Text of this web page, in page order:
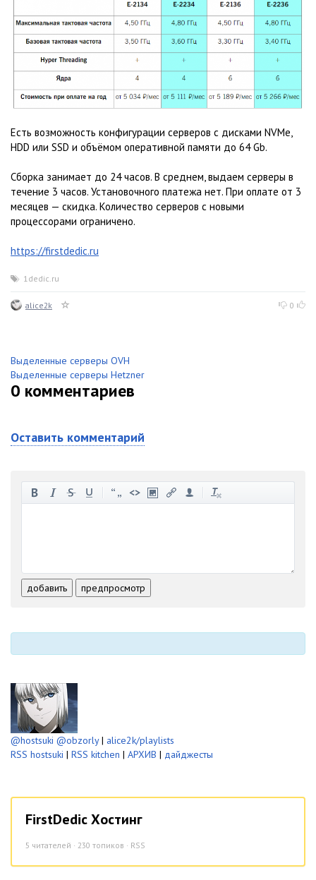
Есть возможность конфигурации серверов с дисками NVMe,
HDD или SSD и объёмом оперативной памяти до 64 Gb.
Сборка занимает до 24 часов. В среднем, выдаем серверы в
течение 3 часов. Установочного платежа нет. При оплате от 3
месяцев — скидка. Количество серверов с новыми
процессорами ограничено.
https://firstdedic.ru
1dedic.ru
alice2k 0
Выделенные серверы OVH
Выделенные серверы Hetzner
0 комментариев
Оставить комментарий
-
-
-
добавить предпросмотр
@hostsuki @obzorly| alice2k/playlists
RSS hostsuki | RSS kitchen | АРХИВ | дайджесты
FirstDedic Хостинг
5 читателей · 230 топиков · RSS